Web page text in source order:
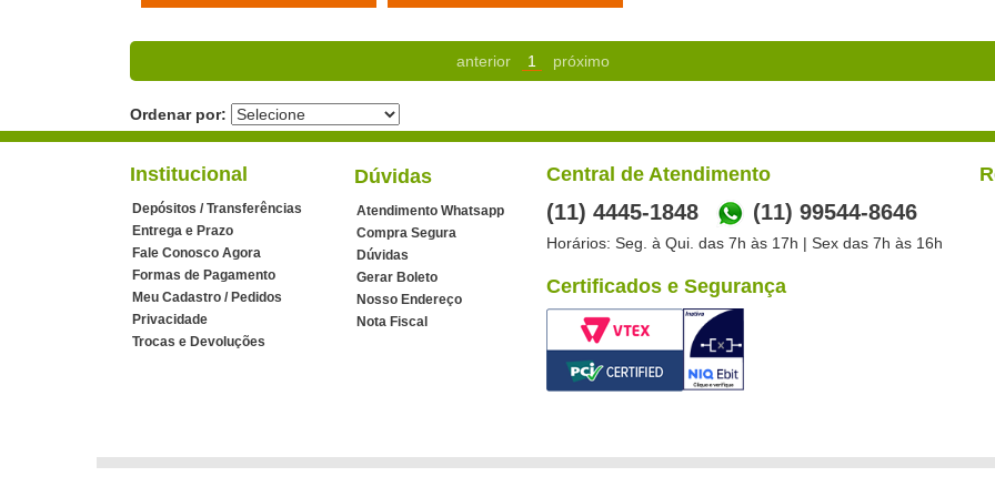
anterior 1 próximo
Ordenar por:
Institucional
Depósitos / Transferências
Entrega e Prazo
Fale Conosco Agora
Formas de Pagamento
Meu Cadastro / Pedidos
Privacidade
Trocas e Devoluções
Dúvidas
Atendimento Whatsapp
Compra Segura
Dúvidas
Gerar Boleto
Nosso Endereço
Nota Fiscal
Central de Atendimento
(11) 4445-1848 (11) 99544-8646
Horários: Seg. à Qui. das 7h às 17h | Sex das 7h às 16h
Certificados e Segurança